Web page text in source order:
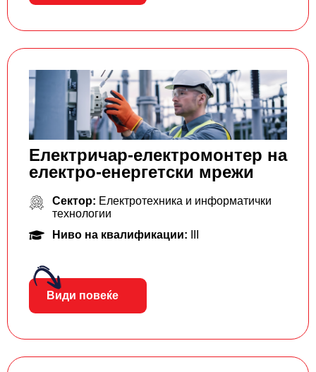
Електричар-електромонтер на
електро-енергетски мрежи
Сектор: Електротехника и информатички
технологии
Ниво на квалификации:
Види повеќе